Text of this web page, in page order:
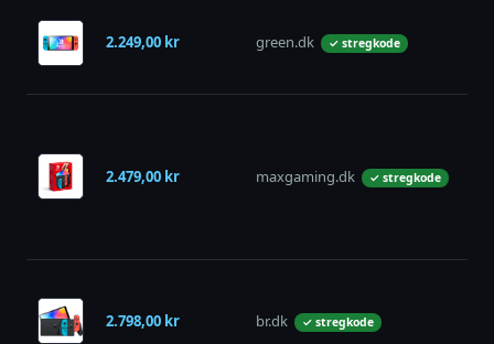
2.249,00 kr green.dk ✓ stregkode
2.479,00 kr maxgaming.dk ✓ stregkode
2.798,00 kr br.dk ✓ stregkode